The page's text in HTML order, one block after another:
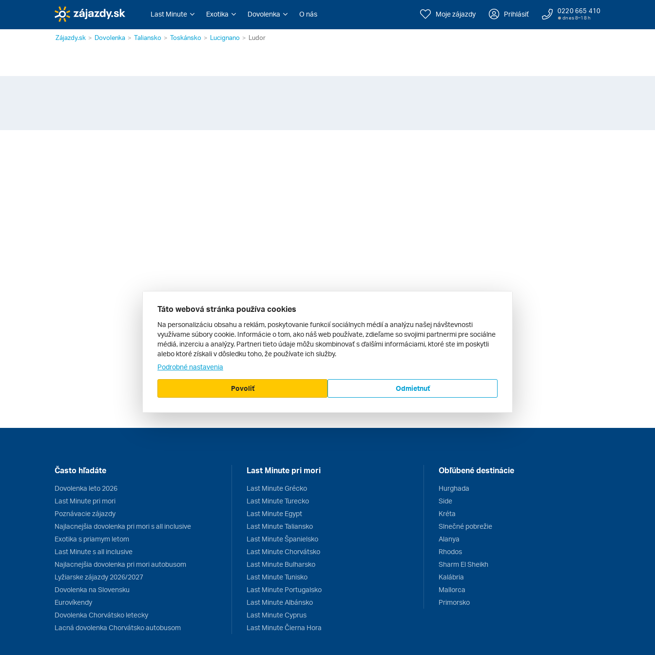
Last Minute Exotika Dovolenka O nás Moje zájazdy Prihlásiť 0220 665 410
dnes 8–18 h
Zájazdy.sk Dovolenka Taliansko Toskánsko Lucignano Ludor
Často hľadáte
Dovolenka leto 2026
Last Minute pri mori
Poznávacie zájazdy
Najlacnejšia dovolenka pri mori s all inclusive
Exotika s priamym letom
Last Minute s all inclusive
Najlacnejšia dovolenka pri mori autobusom
Lyžiarske zájazdy 2026/2027
Dovolenka na Slovensku
Eurovíkendy
Dovolenka Chorvátsko letecky
Lacná dovolenka Chorvátsko autobusom
Last Minute pri mori
Last Minute Grécko
Last Minute Turecko
Last Minute Egypt
Last Minute Taliansko
Last Minute Španielsko
Last Minute Chorvátsko
Last Minute Bulharsko
Last Minute Tunisko
Last Minute Portugalsko
Last Minute Albánsko
Last Minute Cyprus
Last Minute Čierna Hora
Obľúbené destinácie
Hurghada
Side
Kréta
Slnečné pobrežie
Alanya
Rhodos
Sharm El Sheikh
Kalábria
Mallorca
Primorsko
Táto webová stránka používa cookies
Na personalizáciu obsahu a reklám, poskytovanie funkcií sociálnych médií a analýzu našej návštevnosti
využívame súbory cookie. Informácie o tom, ako náš web používate, zdieľame so svojimi partnermi pre sociálne
médiá, inzerciu a analýzy. Partneri tieto údaje môžu skombinovať s ďalšími informáciami, ktoré ste im poskytli
alebo ktoré získali v dôsledku toho, že používate ich služby.
Podrobné nastavenia
Odmietnuť
Povoliť